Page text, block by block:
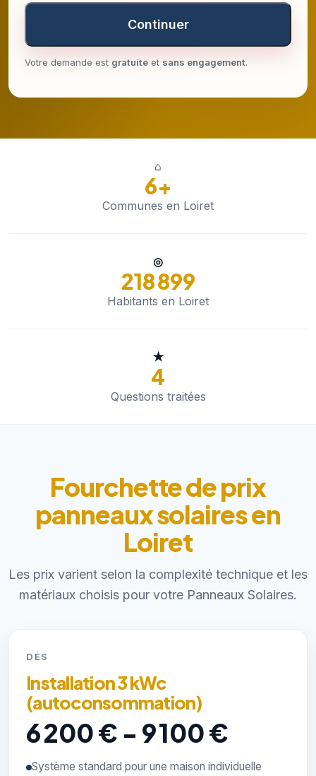
Continuer
Votre demande est gratuite et sans engagement.
⌂
6+
Communes en Loiret
◎
218 899
Habitants en Loiret
★
4
Questions traitées
Fourchette de prix
panneaux solaires en
Loiret
Les prix varient selon la complexité technique et les
matériaux choisis pour votre Panneaux Solaires.
DÈS
Installation 3 kWc
(autoconsommation)
6 200 € - 9 100 €
Système standard pour une maison individuelle